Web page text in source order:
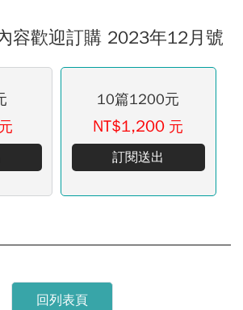
容歡迎訂購 2023年12月號
元
10篇1200元
NT$1,200 元
訂閱送出
回列表頁